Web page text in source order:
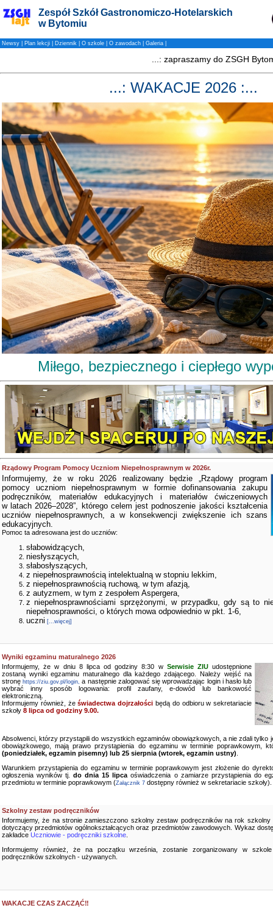
Zespół Szkół Gastronomiczo-Hotelarskich
w Bytomiu
Newsy Plan lekcji Dziennik O szkole O zawodach Galeria
...: WAKACJE 2026 :...
Miłego, bezpiecznego i ciepłego
Rządowy Program Pomocy Uczniom Niepełnosprawnym w 2026r.
Informujemy, że w roku 2026 realizowany będzie „Rządowy program
pomocy uczniom niepełnosprawnym w formie dofinansowania zakupu
podręczników, materiałów edukacyjnych i materiałów ćwiczeniowych
w latach 2026–2028”, którego celem jest podnoszenie jakości kształcenia
uczniów niepełnosprawnych, a w konsekwencji zwiększenie ich szans
edukacyjnych.
Pomoc ta adresowana jest do uczniów:
słabowidzących,
niesłyszących,
słabosłyszących,
z niepełnosprawnością intelektualną w stopniu lekkim,
z niepełnosprawnością ruchową, w tym afazją,
z autyzmem, w tym z zespołem Aspergera,
z niepełnosprawnościami sprzężonymi, w przypadku, gdy są to
niepełnosprawności, o których mowa odpowiednio w pkt. 1-6,
uczni [...więcej]
Wyniki egzaminu maturalnego 2026
Informujemy, że w dniu 8 lipca od godziny 8:30 w Serwisie ZIU udostępnione
zostaną wyniki egzaminu maturalnego dla każdego zdającego. Należy wejść na
stronęhttps://ziu.gov.pl/login, a następnie zalogować się wprowadzając login i hasło lub
wybrać inny sposób logowania: profil zaufany, e-dowód lub bankowość
elektroniczną.
Informujemy również, żeświadectwa dojrzałości będą do odbioru w sekretariacie
szkoły 8 lipca od godziny 9.00.
Absolwenci, którzy przystąpili do wszystkich egzaminów obowiązkowych, a nie zdali tylko
obowiązkowego, mają prawo przystąpienia do egzaminu w terminie poprawkowym,
(poniedziałek, egzamin pisemny) lub 25 sierpnia (wtorek, egzamin ustny)
Warunkiem przystąpienia do egzaminu w terminie poprawkowym jest złożenie do
ogłoszenia wyników tj.do dnia 15 lipca oświadczenia o zamiarze przystąpienia do
przedmiotu w terminie poprawkowym (Załącznik 7 dostępny również w sekretariacie szkoły).
Szkolny zestaw podręczników
Informujemy, że na stronie zamieszczono szkolny zestaw podręczników na rok szkolny
dotyczący przedmiotów ogólnokształcących oraz przedmiotów zawodowych. Wykaz
zakładce Uczniowie - podręczniki szkolne
Informujemy również, że na początku września, zostanie zorganizowany w
podręczników szkolnych - używanych.
WAKACJE CZAS ZACZĄĆ‼️